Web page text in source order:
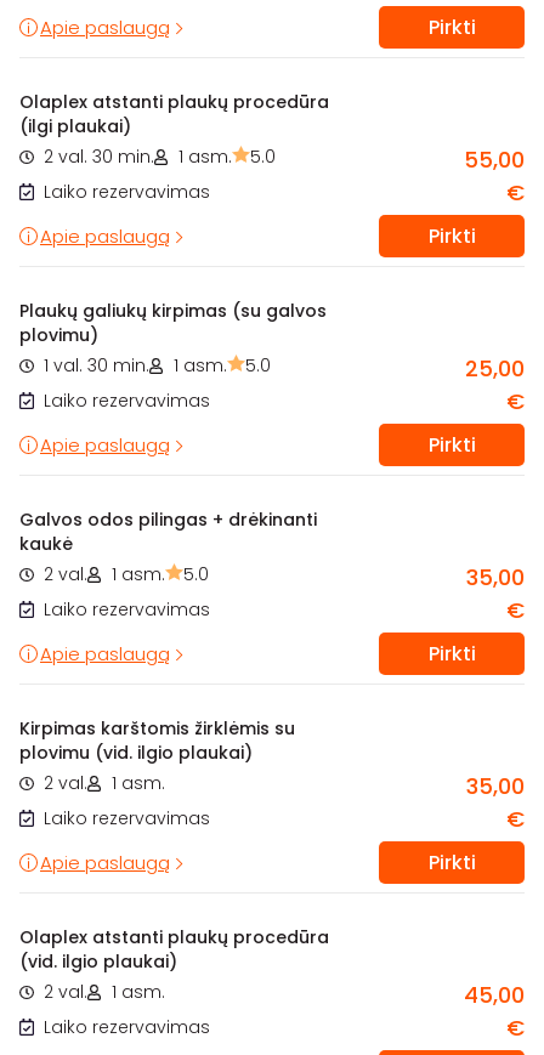
Apie paslaugą Pirkti
Olaplex atstanti plaukų procedūra
(ilgi plaukai)
2 val. 30 min.
1 asm.
5.0
Laiko rezervavimas
55,00
€
Apie paslaugą Pirkti
Plaukų galiukų kirpimas (su galvos
plovimu)
1 val. 30 min.
1 asm.
5.0
Laiko rezervavimas
25,00
€
Apie paslaugą Pirkti
Galvos odos pilingas + drėkinanti
kaukė
2 val.
1 asm.
5.0
Laiko rezervavimas
35,00
€
Apie paslaugą Pirkti
Kirpimas karštomis žirklėmis su
plovimu (vid. ilgio plaukai)
2 val.
1 asm.
Laiko rezervavimas
35,00
€
Apie paslaugą Pirkti
Olaplex atstanti plaukų procedūra
(vid. ilgio plaukai)
2 val.
1 asm.
Laiko rezervavimas
45,00
€